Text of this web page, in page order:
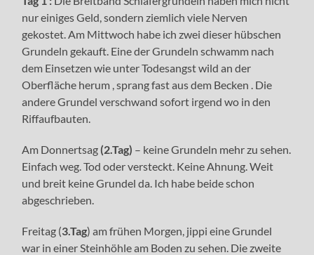
nur einiges Geld, sondern ziemlich viele Nerven
gekostet. Am Mittwoch habe ich zwei dieser hübschen
Grundeln gekauft. Eine der Grundeln schwamm nach
dem Einsetzen wie unter Todesangst wild an der
Oberfläche herum , sprang fast aus dem Becken . Die
andere Grundel verschwand sofort irgend wo in den
Riffaufbauten.
Am Donnertsag (2.Tag) – keine Grundeln mehr zu sehen.
Einfach weg. Tod oder versteckt. Keine Ahnung. Weit
und breit keine Grundel da. Ich habe beide schon
abgeschrieben.
Freitag (3.Tag) am frühen Morgen, jippi eine Grundel
war in einer Steinhöhle am Boden zu sehen. Die zweite